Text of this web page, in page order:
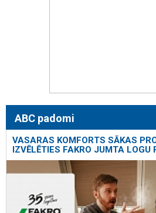
ABC padomi
VASARAS KOMFORTS SĀKAS
IZVĒLĒTIES FAKRO JUMTA LOGU